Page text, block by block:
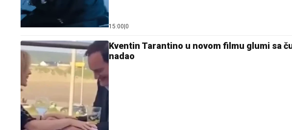
15:00 0
Kventin Tarantino u novom filmu glumi sa
nadao